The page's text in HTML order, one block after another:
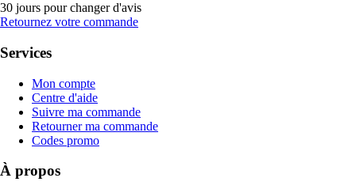
30 jours pour changer d'avis
Retournez votre commande
Services
Mon compte
Centre d'aide
Suivre ma commande
Retourner ma commande
Codes promo
À propos